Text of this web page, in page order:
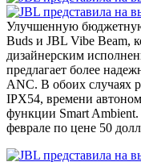
Улучшенную
Buds и JBL Vibe Beam,
дизайнерским
предлагает более
ANC. В обоих случаях
IPX54, времени
функции Smart
феврале по цене 50